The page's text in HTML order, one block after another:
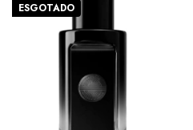
ESGOTADO